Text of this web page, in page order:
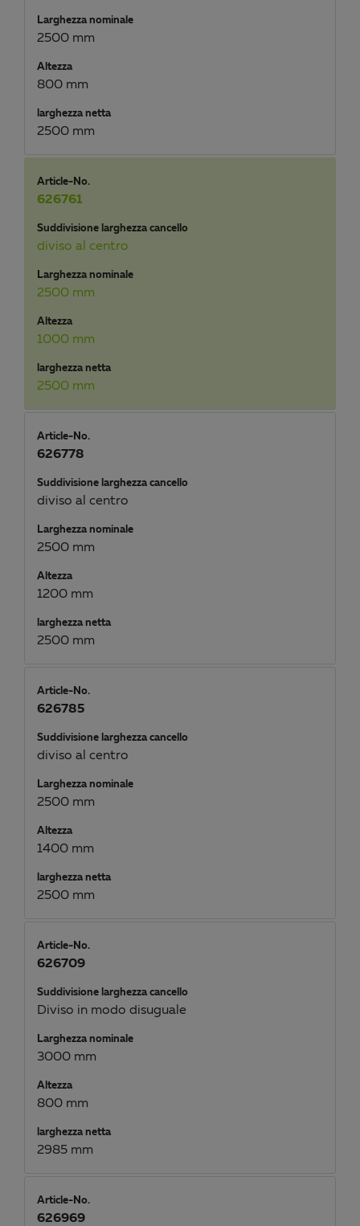
Larghezza nominale
2500 mm
Altezza
800 mm
larghezza netta
2500 mm
Article-No.
626761
Suddivisione larghezza cancello
diviso al centro
Larghezza nominale
2500 mm
Altezza
1000 mm
larghezza netta
2500 mm
Article-No.
626778
Suddivisione larghezza cancello
diviso al centro
Larghezza nominale
2500 mm
Altezza
1200 mm
larghezza netta
2500 mm
Article-No.
626785
Suddivisione larghezza cancello
diviso al centro
Larghezza nominale
2500 mm
Altezza
1400 mm
larghezza netta
2500 mm
Article-No.
626709
Suddivisione larghezza cancello
Diviso in modo disuguale
Larghezza nominale
3000 mm
Altezza
800 mm
larghezza netta
2985 mm
Article-No.
626969